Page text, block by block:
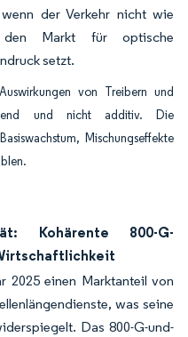
der Verkehr nicht wie
den Markt für optische
setzt.
von Treibern und
und nicht additiv. Die
Mischungseffekte
Kohärente 800-G-
2025 einen Marktanteil von
was seine
Das 800-G-und-